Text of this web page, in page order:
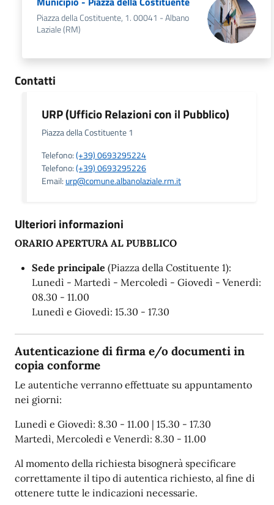
Piazza della Costituente, 1. 00041 - Albano
Laziale (RM)
Contatti
URP (Ufficio Relazioni con il Pubblico)
Piazza della Costituente 1
Telefono:(+39) 0693295224
Telefono:(+39) 0693295226
Email: urp@comune.albanolaziale.rm.it
Ulteriori informazioni
ORARIO APERTURA AL PUBBLICO
Sede principale (Piazza della Costituente 1):
Lunedì - Martedì - Mercoledì - Giovedì - Venerdì:
08.30 - 11.00
Lunedì e Giovedì: 15.30 - 17.30
Autenticazione di firma e/o documenti in
copia conforme
Le autentiche verranno effettuate su appuntamento
nei giorni:
Lunedì e Giovedì: 8.30 - 11.00 | 15.30 - 17.30
Martedì, Mercoledì e Venerdì: 8.30 - 11.00
Al momento della richiesta bisognerà specificare
correttamente il tipo di autentica richiesto, al fine di
ottenere tutte le indicazioni necessarie.